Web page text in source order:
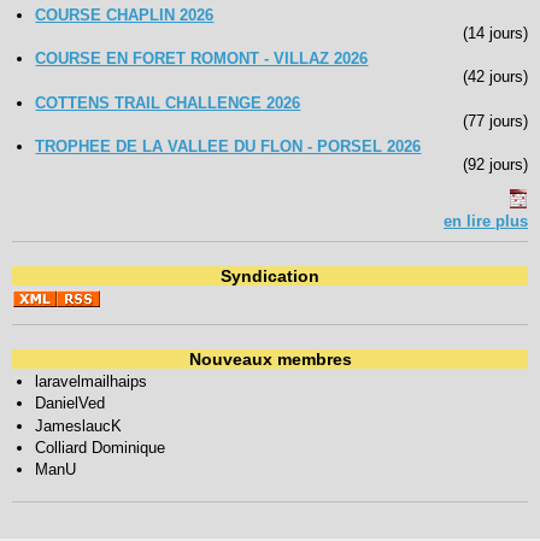
COURSE CHAPLIN 2026
(14 jours)
COURSE EN FORET ROMONT - VILLAZ 2026
(42 jours)
COTTENS TRAIL CHALLENGE 2026
(77 jours)
TROPHEE DE LA VALLEE DU FLON - PORSEL 2026
(92 jours)
en lire plus
Syndication
Nouveaux membres
laravelmailhaips
DanielVed
JameslaucK
Colliard Dominique
ManU